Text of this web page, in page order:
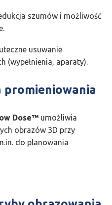
szumów i możliwość
usuwanie
(wypełnienia, aparaty).
promieniowania
Dose™ umożliwia
obrazów 3D przy
do planowania